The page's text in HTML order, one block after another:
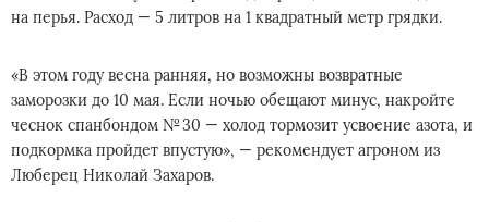
на перья. Расход — 5 литров на 1 квадратный метр грядки.
«В этом году весна ранняя, но возможны возвратные
заморозки до 10 мая. Если ночью обещают минус, накройте
чеснок спанбондом № 30 — холод тормозит усвоение азота, и
подкормка пройдет впустую», — рекомендует агроном из
Люберец Николай Захаров.